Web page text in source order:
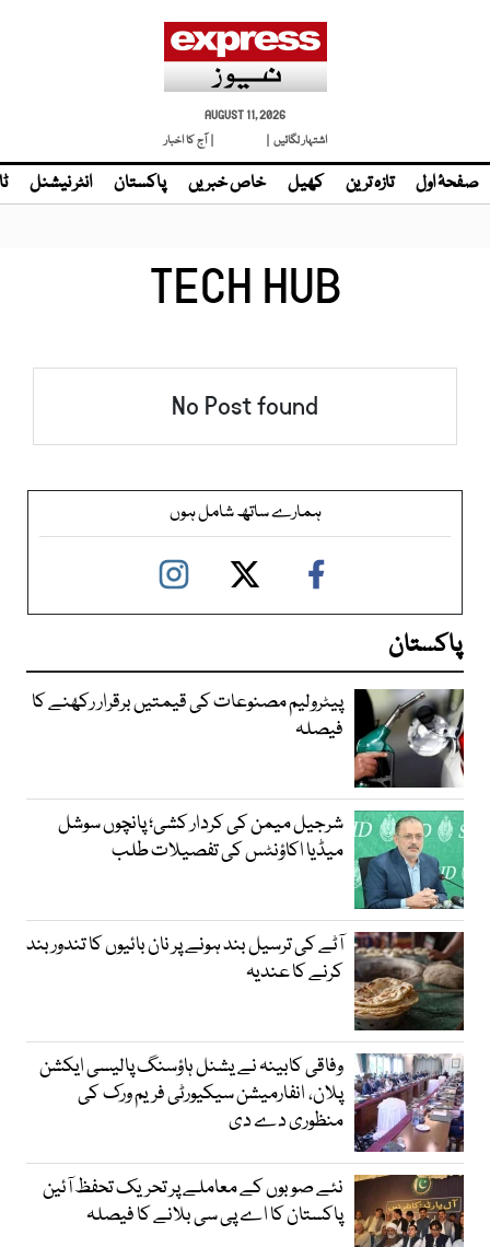
AUGUST 11, 2026
اشتہار لگائیں |
| آج کا اخبار
صفحۂ اول تازہ ترین کھیل خاص خبریں پاکستان انٹر نیشنل
TECH HUB
No Post found
ہمارے ساتھ شامل ہوں
پاکستان
پیٹرولیم مصنوعات کی قیمتیں برقرار رکھنے کا
فیصلہ
شرجیل میمن کی کردار کشی؛ پانچوں سوشل
میڈیا اکاؤنٹس کی تفصیلات طلب
آٹے کی ترسیل بند ہونے پر نان بائیوں کا تندور بند
کرنے کا عندیہ
وفاقی کابینہ نے یشنل ہاؤسنگ پالیسی ایکشن
پلان، انفارمیشن سیکیورٹی فریم ورک کی
منظوری دے دی
نئے صوبوں کے معاملے پر تحریک تحفظ آئین
پاکستان کا اے پی سی بلانے کا فیصلہ